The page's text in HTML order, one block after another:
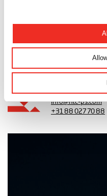
HTC Parking &
info@htc-ps.com
+31 88 027 70 88